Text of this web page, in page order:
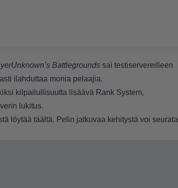
Battlegrounds sai testiservereilleen
ilahduttaa monia pelaajia.
kilpailullisuutta lisäävä Rank System,
lukitus.
löytää täältä. Pelin jatkuvaa kehitystä voi seurata